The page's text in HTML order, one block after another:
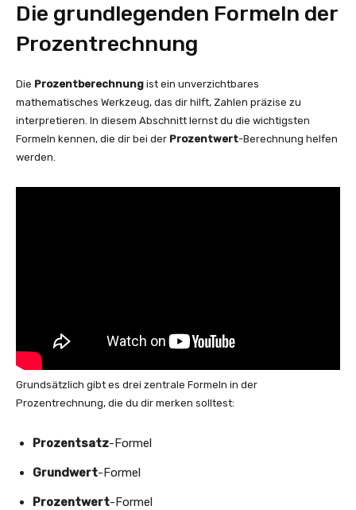
Die grundlegenden Formeln der
Prozentrechnung
Die Prozentberechnung ist ein unverzichtbares
mathematisches Werkzeug, das dir hilft, Zahlen präzise zu
interpretieren. In diesem Abschnitt lernst du die wichtigsten
Formeln kennen, die dir bei der Prozentwert-Berechnung helfen
werden.
Grundsätzlich gibt es drei zentrale Formeln in der
Prozentrechnung, die du dir merken solltest:
Prozentsatz-Formel
Grundwert-Formel
Prozentwert-Formel